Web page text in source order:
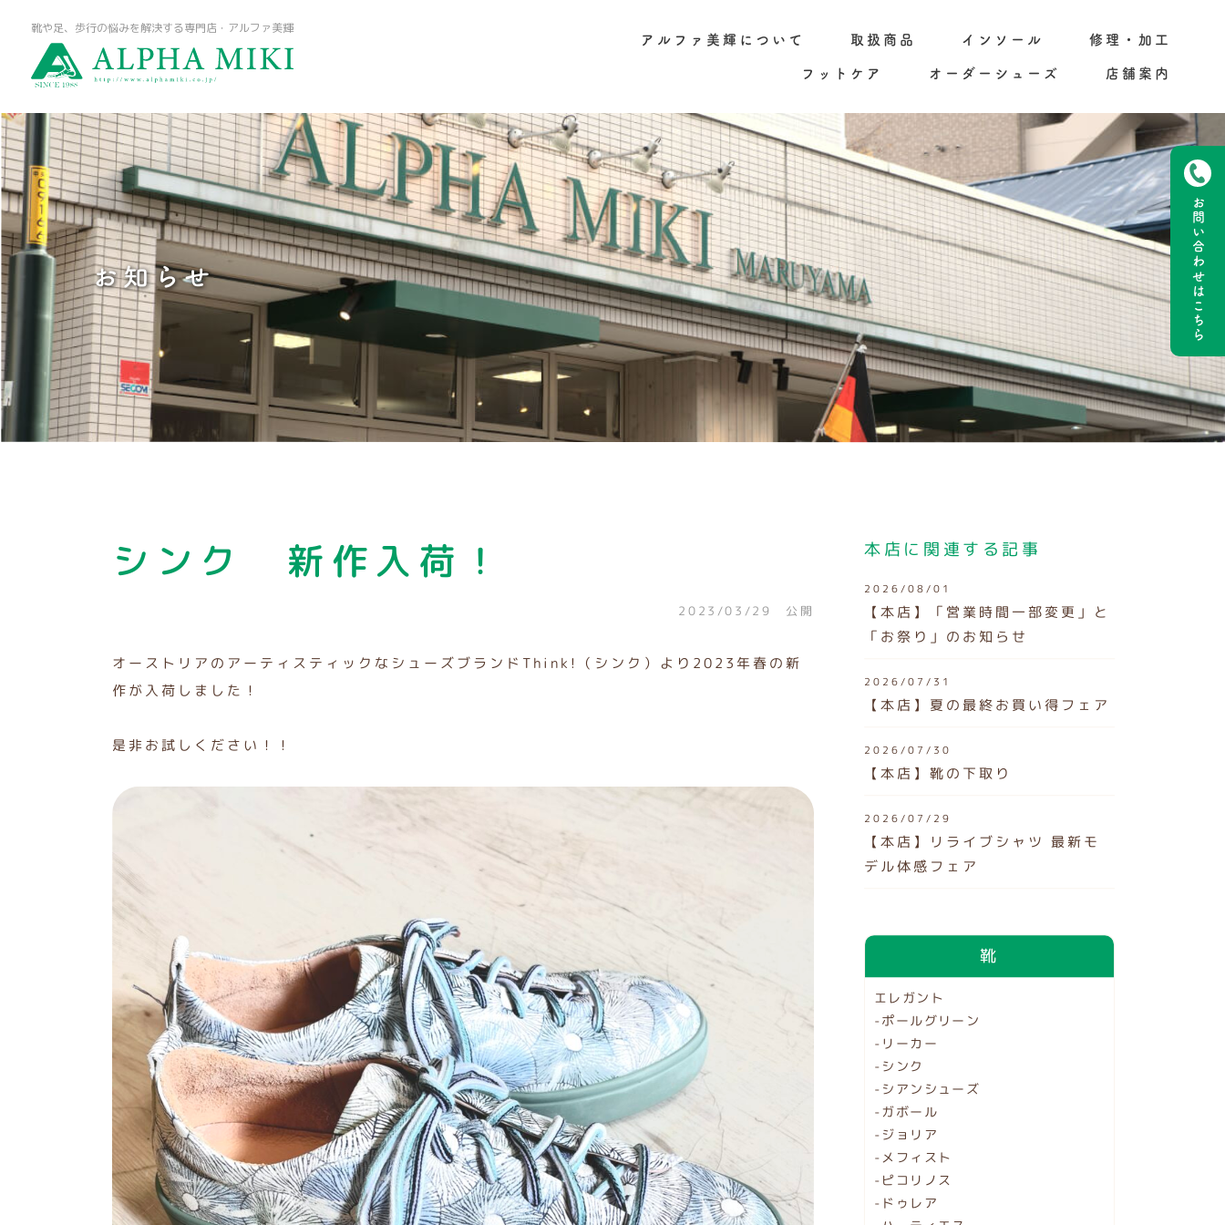
靴や足、歩行の悩みを解決する専門店・アルファ美輝
アルファ美輝について 取扱商品 インソール 修理・加工
フットケア オーダーシューズ 店舗案内
お問い合わせ
はこちら
お知らせ
シンク 新作入荷！
2023/03/29 公開
オーストリアのアーティスティックなシューズブランドThink!（シンク）より2023年春の新
作が入荷しました！
是非お試しください！！
本店に関連する記事
2026/08/01
【本店】「営業時間一部変更」と
「お祭り」のお知らせ
2026/07/31
【本店】夏の最終お買い得フェア
2026/07/30
【本店】靴の下取り
2026/07/29
【本店】リライブシャツ 最新モ
デル体感フェア
靴
エレガント
-ポールグリーン
-リーカー
-シンク
-シアンシューズ
-ガボール
-ジョリア
-メフィスト
-ピコリノス
-ドゥレア